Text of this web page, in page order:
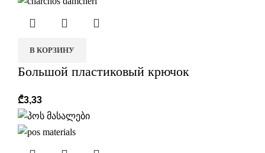
В КОРЗИНУ
Большой пластиковый крючок
₾3,33